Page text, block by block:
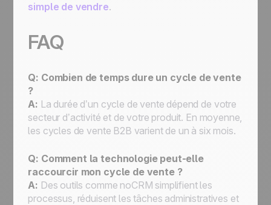
simple de vendre.
FAQ
Q: Combien de temps dure un cycle de vente
?
A: La durée d’un cycle de vente dépend de votre
secteur d’activité et de votre produit. En moyenne,
les cycles de vente B2B varient de un à six mois.
Q: Comment la technologie peut-elle
raccourcir mon cycle de vente ?
A: Des outils comme noCRM simplifient les
processus, réduisent les tâches administratives et